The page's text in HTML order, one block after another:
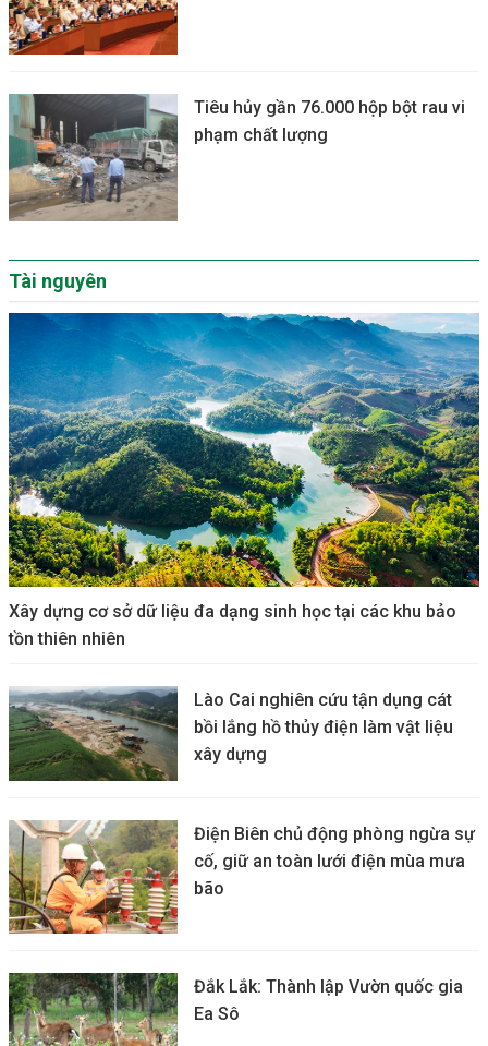
Tiêu hủy gần 76.000 hộp bột rau vi
phạm chất lượng
Tài nguyên
Xây dựng cơ sở dữ liệu đa dạng sinh học tại các khu bảo
tồn thiên nhiên
Lào Cai nghiên cứu tận dụng cát
bồi lắng hồ thủy điện làm vật liệu
xây dựng
Điện Biên chủ động phòng ngừa sự
cố, giữ an toàn lưới điện mùa mưa
bão
Đắk Lắk: Thành lập Vườn quốc gia
Ea Sô